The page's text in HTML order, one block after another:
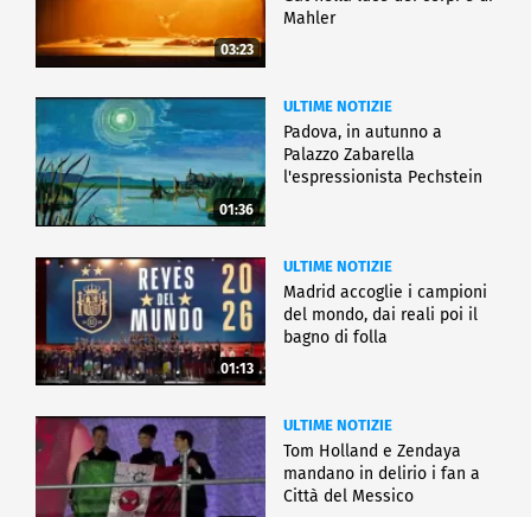
03:23
Mahler
01:36
ULTIME NOTIZIE
Padova, in autunno a
Palazzo Zabarella
l'espressionista Pechstein
01:13
ULTIME NOTIZIE
Madrid accoglie i campioni
del mondo, dai reali poi il
bagno di folla
ULTIME NOTIZIE
Tom Holland e Zendaya
mandano in delirio i fan a
Città del Messico